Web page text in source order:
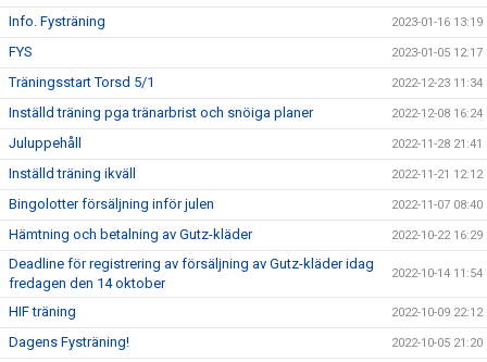
Info. Fysträning 2023-01-16 13:19
FYS 2023-01-05 12:17
Träningsstart Torsd 5/1 2022-12-23 11:34
Inställd träning pga tränarbrist och snöiga planer 2022-12-08 16:24
Juluppehåll 2022-11-28 21:41
Inställd träning ikväll 2022-11-21 12:12
Bingolotter försäljning inför julen 2022-11-07 08:40
Hämtning och betalning av Gutz-kläder 2022-10-22 16:29
Deadline för registrering av försäljning av Gutz-kläder idag
fredagen den 14 oktober
2022-10-14 11:54
HIF träning 2022-10-09 22:12
Dagens Fysträning! 2022-10-05 21:20